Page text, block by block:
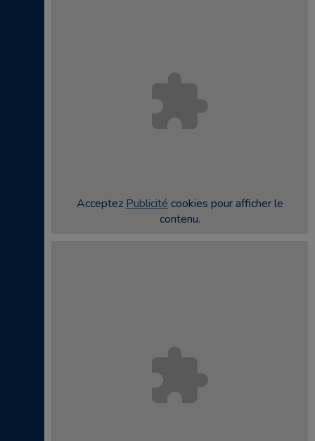
Acceptez Publicité cookies pour afficher le
contenu.